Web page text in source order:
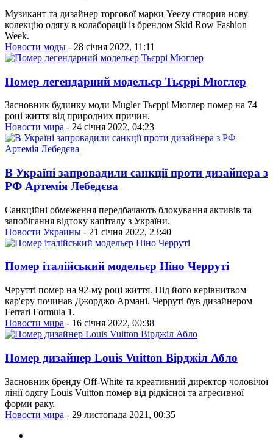
Музикант та дизайнер торгової марки Yeezy створив нову
колекцію одягу в колаборації із брендом Skid Row Fashion
Week.
Новости моды - 28 січня 2022, 11:11
Помер легендарний модельєр Тьєррі Мюглер
Засновник будинку моди Mugler Тьєррі Мюглер помер на 74
році життя від природних причин.
Новости мира - 24 січня 2022, 04:23
В Україні запровадили санкції проти дизайнера з
РФ Артемія Лебедєва
Санкційні обмеження передбачають блокування активів та
запобігання відтоку капіталу з України.
Новости Украины - 21 січня 2022, 23:40
Помер італійський модельєр Ніно Черруті
Черутті помер на 92-му році життя. Під його керівнитвом
кар'єру починав Джорджо Армані. Черруті був дизайнером
Ferrari Formula 1.
Новости мира - 16 січня 2022, 00:38
Помер дизайнер Louis Vuitton Вірджіл Абло
Засновник бренду Off-White та креативний директор чоловічої
лінії одягу Louis Vuitton помер від рідкісної та агресивної
форми раку.
Новости мира - 29 листопада 2021, 00:35